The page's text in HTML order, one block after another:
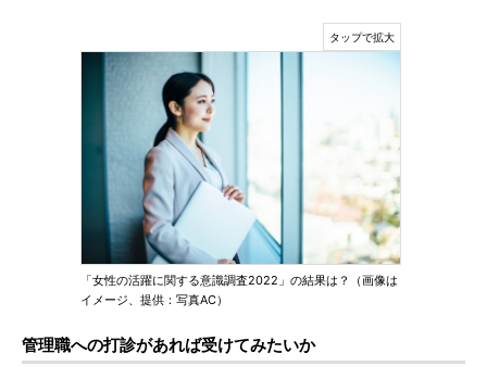
「女性の活躍に関する意識調査2022」の結果は？（画像は
イメージ、提供：写真AC）
管理職への打診があれば受けてみたいか